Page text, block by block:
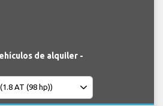
de alquiler -